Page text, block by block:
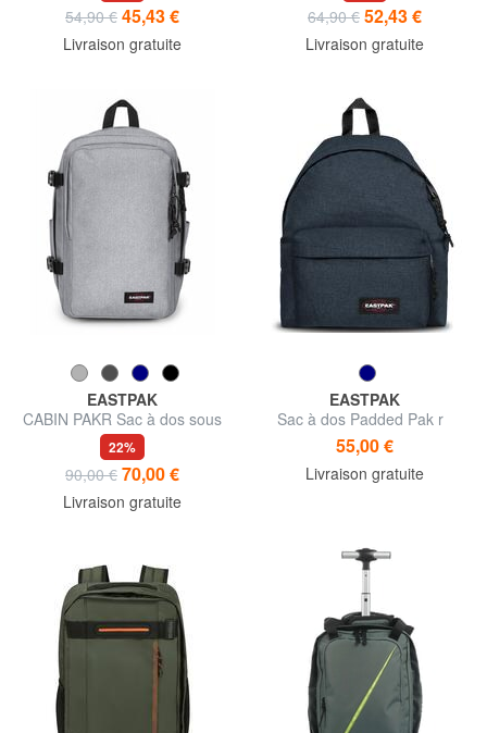
54,90 € 45,43 €
Livraison gratuite
64,90 € 52,43 €
Livraison gratuite
EASTPAK
CABIN PAKR Sac à dos sous
le siège
22%
90,00 € 70,00 €
Livraison gratuite
EASTPAK
Sac à dos Padded Pak r
55,00 €
Livraison gratuite